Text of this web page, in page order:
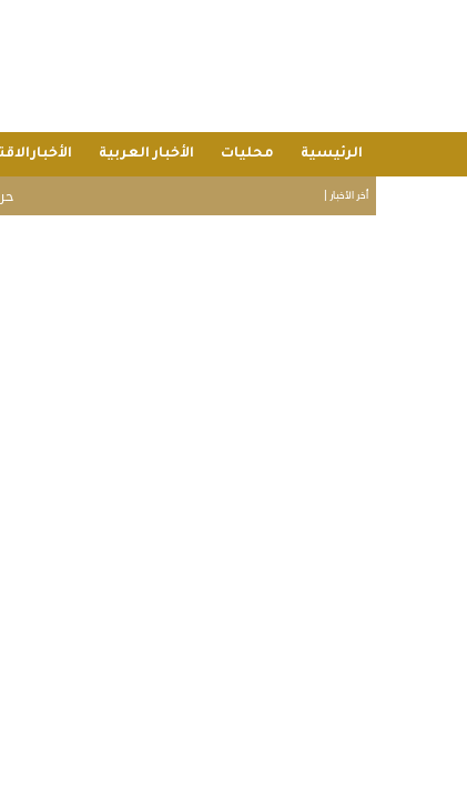
الرئيسية محليات الأخبار العربية
أخر الأخبار | حرس الحدود: